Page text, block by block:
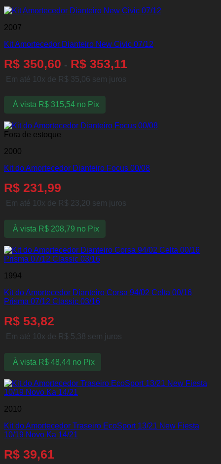
2007
Kit Amortecedor Dianteiro New Civic 07/12
R$ 350,60 - R$ 353,11
Em até 10x de R$ 35,06 sem juros
À vista R$315,54 no Pix
Fora de estoque
2000
Kit do Amortecedor Dianteiro Focus 00/08
R$ 231,99
Em até 10x de R$ 23,20 sem juros
À vista R$208,79 no Pix
1994
Kit do Amortecedor Dianteiro Corsa 94/02 Celta 00/16
Prisma 07/12 Classic 03/16
R$ 53,82
Em até 10x de R$ 5,38 sem juros
À vista R$48,44 no Pix
2010
Kit do Amortecedor Traseiro EcoSport 13/21 New Fiesta
10/19 Novo Ka 14/21
R$ 39,61